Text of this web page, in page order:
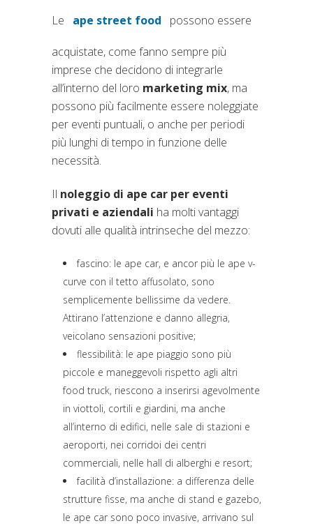
Le ape street food
(si apre in una nuova scheda)
possono essere
acquistate, come fanno sempre più
imprese che decidono di integrarle
all’interno del loro marketing mix, ma
possono più facilmente essere noleggiate
per eventi puntuali, o anche per periodi
più lunghi di tempo in funzione delle
necessità.
Il noleggio di ape car per eventi
privati e aziendali ha molti vantaggi
dovuti alle qualità intrinseche del mezzo:
fascino: le ape car, e ancor più le ape v-
curve con il tetto affusolato, sono
semplicemente bellissime da vedere.
Attirano l’attenzione e danno allegria,
veicolano sensazioni positive;
flessibilità: le ape piaggio sono più
piccole e maneggevoli rispetto agli altri
food truck, riescono a inserirsi agevolmente
in viottoli, cortili e giardini, ma anche
all’interno di edifici, nelle sale di stazioni e
aeroporti, nei corridoi dei centri
commerciali, nelle hall di alberghi e resort;
facilità d’installazione: a differenza delle
strutture fisse, ma anche di stand e gazebo,
le ape car sono poco invasive, arrivano sul